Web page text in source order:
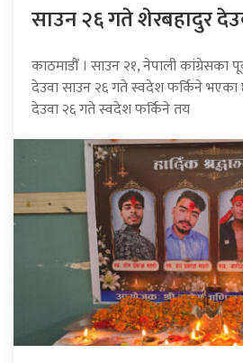
साउन २६ गते शेरबहादुर
काठमाडौँ । साउन २१, नेपाली कांग्रेसका
देउवा साउन २६ गते स्वदेश फर्किने
देउवा २६ गते स्वदेश फर्किने तय